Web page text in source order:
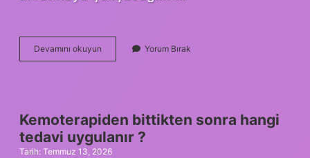
Devamını okuyun Kemoterapiden
bittikten
?
Yorum Bırak
Kemoterapiden bittikten sonra hangi
tedavi uygulanır ?
Tarih: Temmuz 13, 2026